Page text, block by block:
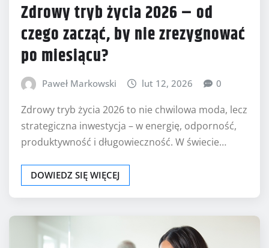
Zdrowy tryb życia 2026 – od
czego zacząć, by nie zrezygnować
po miesiącu?
Paweł Markowski lut 12, 2026 0
Zdrowy tryb życia 2026 to nie chwilowa moda, lecz
strategiczna inwestycja – w energię, odporność,
produktywność i długowieczność. W świecie…
DOWIEDZ SIĘ WIĘCEJ